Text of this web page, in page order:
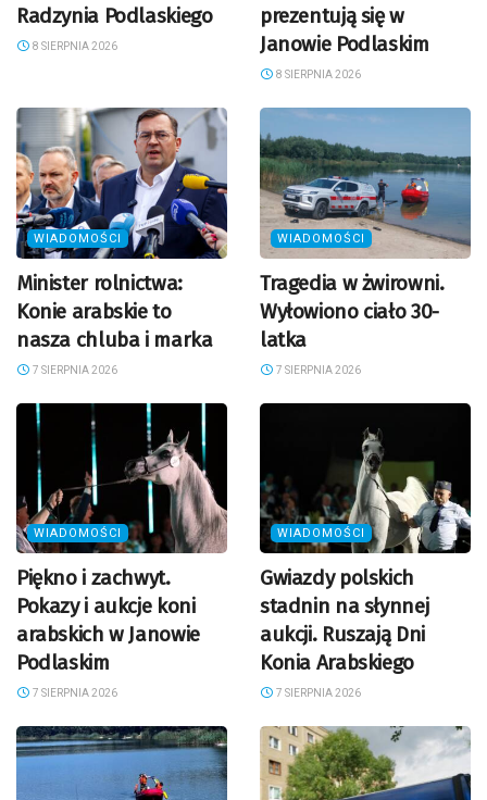
Radzynia Podlaskiego
8 SIERPNIA 2026
prezentują się w
Janowie Podlaskim
8 SIERPNIA 2026
WIADOMOŚCI
Minister rolnictwa:
Konie arabskie to
nasza chluba i marka
7 SIERPNIA 2026
WIADOMOŚCI
Tragedia w żwirowni.
Wyłowiono ciało 30-
latka
7 SIERPNIA 2026
WIADOMOŚCI
Piękno i zachwyt.
Pokazy i aukcje koni
arabskich w Janowie
Podlaskim
7 SIERPNIA 2026
WIADOMOŚCI
Gwiazdy polskich
stadnin na słynnej
aukcji. Ruszają Dni
Konia Arabskiego
7 SIERPNIA 2026